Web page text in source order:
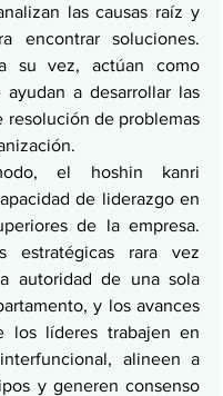
las causas raíz y
encontrar soluciones.
su vez, actúan como
ayudan a desarrollar las
resolución de problemas
el hoshin kanri
de liderazgo en
de la empresa.
estratégicas rara vez
autoridad de una sola
y los avances
los líderes trabajen en
alineen a
y generen consenso